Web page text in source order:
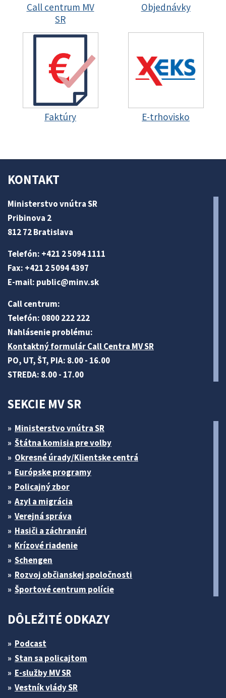
Call centrum MV
SR
Objednávky
Faktúry E-trhovisko
KONTAKT
Ministerstvo vnútra SR
Pribinova 2
812 72 Bratislava
Telefón: +421 2 5094 1111
Fax: +421 2 5094 4397
E-mail: public@minv.sk
Call centrum:
Telefón: 0800 222 222
Nahlásenie problému:
Kontaktný formulár Call Centra MV SR
PO, UT, ŠT, PIA: 8.00 - 16.00
STREDA: 8.00 - 17.00
SEKCIE MV SR
Ministerstvo vnútra SR
Štátna komisia pre volby
Okresné úrady/Klientske centrá
Európske programy
Policajný zbor
Azyl a migrácia
Verejná správa
Hasiči a záchranári
Krízové riadenie
Schengen
Rozvoj občianskej spoločnosti
Športové centrum polície
DÔLEŽITÉ ODKAZY
Podcast
Stan sa policajtom
E-služby MV SR
Vestník vlády SR